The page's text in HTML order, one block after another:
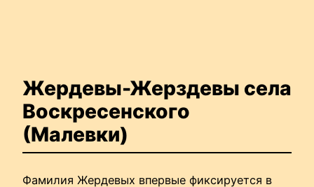
Жердевы-Жерздевы села
Воскресенского
(Малевки)
Фамилия Жердевых впервые фиксируется в